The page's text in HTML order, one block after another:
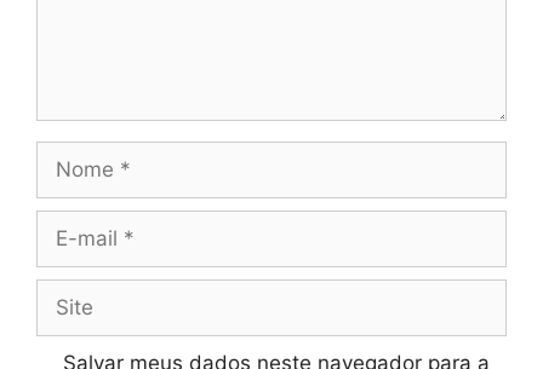
Salvar meus dados neste navegador para a